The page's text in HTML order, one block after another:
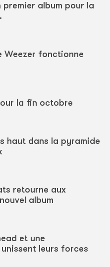
premier album pour la
Weezer fonctionne
la fin octobre
haut dans la pyramide
retourne aux
album
et une
leurs forces